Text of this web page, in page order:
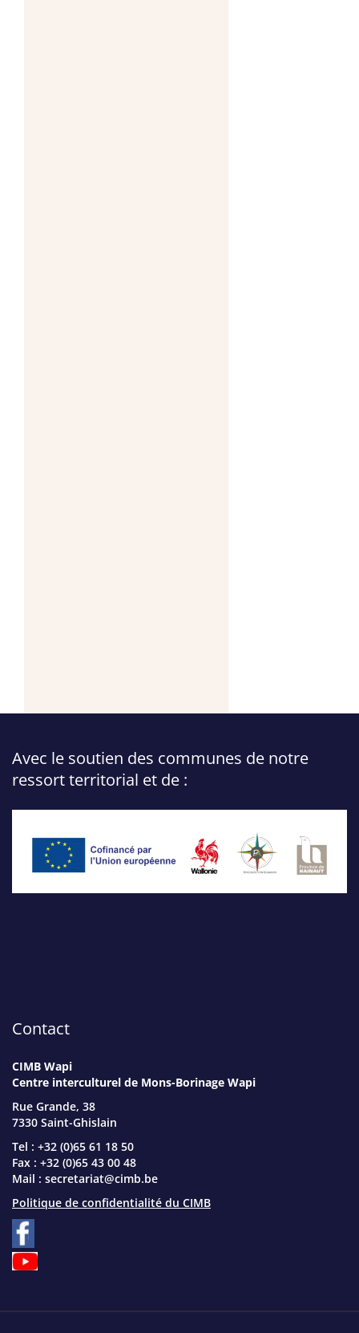
Avec le soutien des communes de notre
ressort territorial et de :
Contact
CIMB Wapi
Centre interculturel de Mons-Borinage Wapi
Rue Grande, 38
7330 Saint-Ghislain
Tel : +32 (0)65 61 18 50
Fax : +32 (0)65 43 00 48
Mail : secretariat@cimb.be
Politique de confidentialité du CIMB